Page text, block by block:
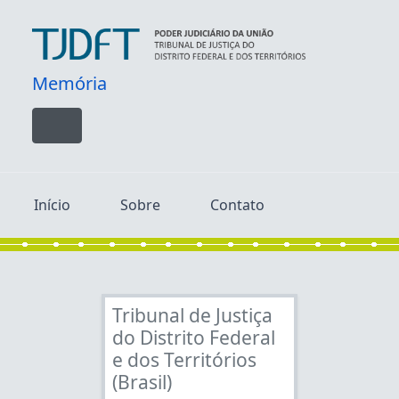
Memória
Toggle navigation
Início Sobre Contato
Tribunal de Justiça
do Distrito Federal
e dos Territórios
(Brasil)